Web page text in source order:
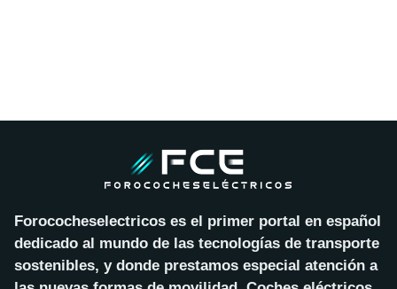
Forococheselectricos es el primer portal en español
dedicado al mundo de las tecnologías de transporte
sostenibles, y donde prestamos especial atención a